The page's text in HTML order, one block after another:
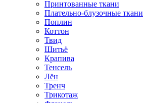
Принтованные ткани
Плательно-блузочные ткани
Поплин
Коттон
Твид
Шитьё
Крапива
Тенсель
Лён
Тренч
Трикотаж